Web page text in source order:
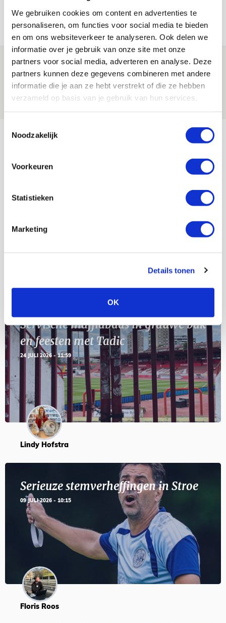
We gebruiken cookies om content en advertenties te
personaliseren, om functies voor social media te bieden
en om ons websiteverkeer te analyseren. Ook delen we
informatie over je gebruik van onze site met onze
partners voor social media, adverteren en analyse. Deze
partners kunnen deze gegevens combineren met andere
informatie die je aan ze hebt verstrekt of die ze hebben
verzameld op basis van je gebruik van hun services.
Noodzakelijk
Voorkeuren
Statistieken
Marketing
Details tonen
OK
07 AUGUSTUS 2026 - 14:13
NIEUWS
Volop enthousiasme in fotoverslag van
Europees treffen met Shelbourne
07 AUGUSTUS 2026 - 09:00
AUG
Servische maffiabaas in grauwe bak
en feesten met Tadic
24 JULI 2026 - 11:59
Lindy Hofstra
Serieuze stemverheffingen in Stroe
09 JULI 2026 - 10:15
Floris Roos